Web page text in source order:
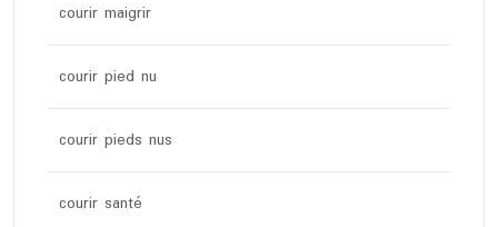
courir maigrir
courir pied nu
courir pieds nus
courir santé